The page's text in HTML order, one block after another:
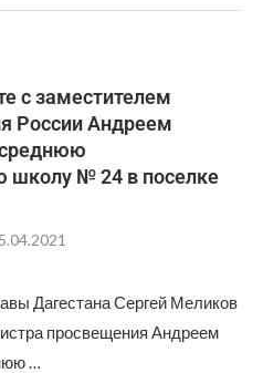
с заместителем
России Андреем
школу № 24 в поселке
Дагестана Сергей Меликов
просвещения Андреем
…